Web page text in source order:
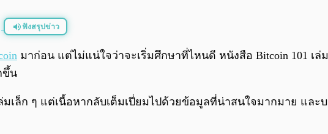
ฟังสรุปข่าว
มาก่อน แต่ไม่แน่ใจว่าจะเริ่มศึกษาที่ไหนดี หนังสือ Bitcoin 101 เ
ขึ้น
มเล็ก ๆ แต่เนื้อหากลับเต็มเปี่ยมไปด้วยข้อมูลที่น่าสนใจมากมาย แล